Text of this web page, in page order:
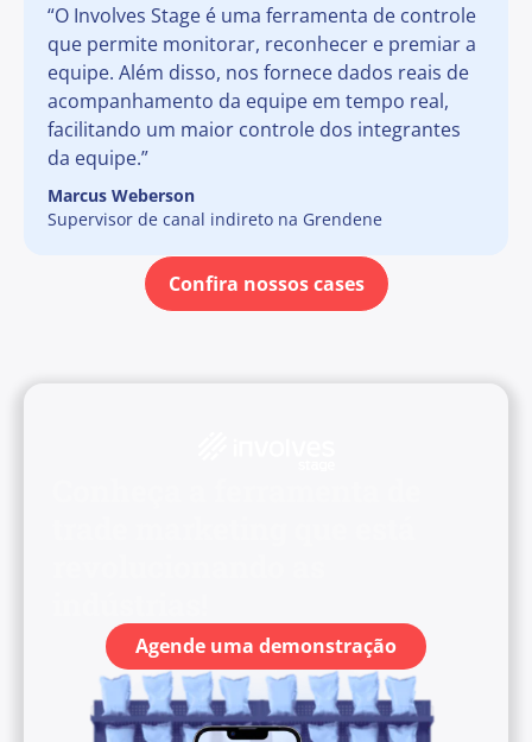
“O Involves Stage é uma ferramenta de controle
que permite monitorar, reconhecer e premiar a
equipe. Além disso, nos fornece dados reais de
acompanhamento da equipe em tempo real,
facilitando um maior controle dos integrantes
da equipe.”
Marcus Weberson
Supervisor de canal indireto na Grendene
Confira nossos cases
Agende uma demonstração